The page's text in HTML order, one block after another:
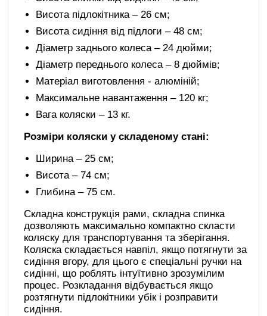
Висота підлокітника – 26 см;
Висота сидіння від підлоги – 48 см;
Діаметр заднього колеса – 24 дюйми;
Діаметр переднього колеса – 8 дюймів;
Матеріал виготовлення - алюміній;
Максимальне навантаження – 120 кг;
Вага коляски – 13 кг.
Розміри коляски у складеному стані:
Ширина – 25 см;
Висота – 74 см;
Глибина – 75 см.
Складна конструкція рами, складна спинка
дозволяють максимально компактно скласти
коляску для транспортування та зберігання.
Коляска складається навпіл, якщо потягнути за
сидіння вгору, для цього є спеціальні ручки на
сидінні, що роблять інтуїтивно зрозумілим
процес. Розкладання відбувається якщо
розтягнути підлокітники убік і розправити
сидіння.